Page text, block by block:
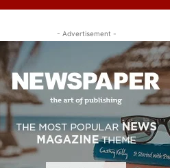
- Advertisement -